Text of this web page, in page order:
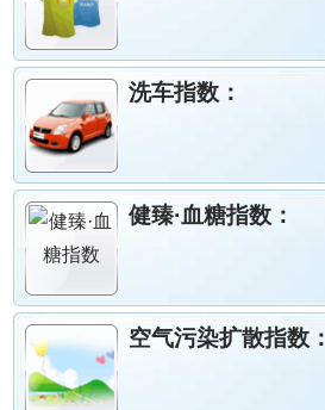
洗车指数：
健臻·血糖指数：
空气污染扩散指数：